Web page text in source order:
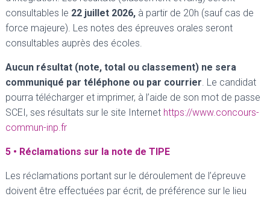
consultables le 22 juillet 2026, à partir de 20h (sauf cas de
force majeure). Les notes des épreuves orales seront
consultables auprès des écoles.
Aucun résultat (note, total ou classement) ne sera
communiqué par téléphone ou par courrier. Le candidat
pourra télécharger et imprimer, à l’aide de son mot de passe
SCEI, ses résultats sur le site Internet https://www.concours-
commun-inp.fr
5 • Réclamations sur la note de TIPE
Les réclamations portant sur le déroulement de l’épreuve
doivent être effectuées par écrit, de préférence sur le lieu